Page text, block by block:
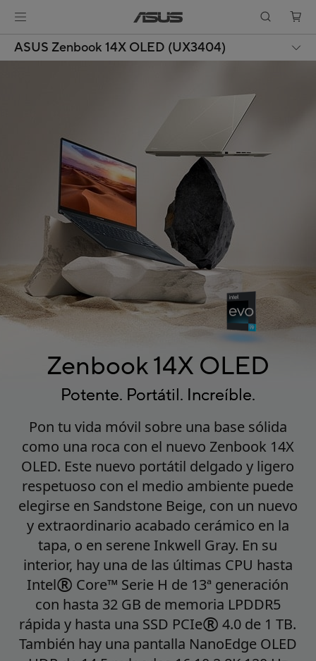
ASUS Zenbook 14X OLED (UX3404)
Zenbook 14X OLED
Potente. Portátil. Increíble.
Pon tu vida móvil sobre una base sólida
como una roca con el nuevo Zenbook 14X
OLED. Este nuevo portátil delgado y ligero
respetuoso con el medio ambiente puede
elegirse en Sandstone Beige, con un nuevo
y extraordinario acabado cerámico en la
tapa, o en serene Inkwell Gray. En su
interior, hay una de las últimas CPU hasta
Intel® Core™ Serie H de 13ª generación
con hasta 32 GB de memoria LPDDR5
rápida y hasta una SSD PCIe® 4.0 de 1 TB.
También hay una pantalla NanoEdge OLED